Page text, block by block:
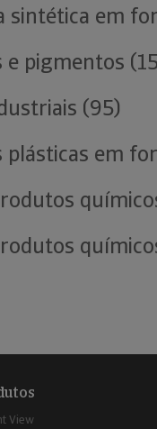
sintética em
e pigmentos
(95)
plásticas em
View